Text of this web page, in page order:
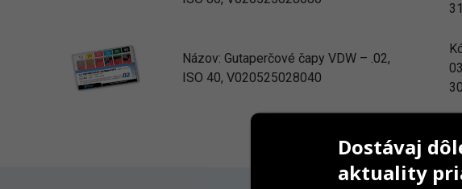
Názov: Gutaperčové čapy VDW – .02,
ISO 40, V020525028040
Dostávaj
aktuality